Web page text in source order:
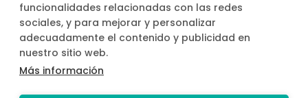
funcionalidades relacionadas con las redes
sociales, y para mejorar y personalizar
adecuadamente el contenido y publicidad en
nuestro sitio web.
Más información
 Anfitriones asegurados*